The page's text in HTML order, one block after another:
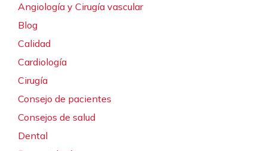
Angiología y Cirugía vascular
Blog
Calidad
Cardiología
Cirugía
Consejo de pacientes
Consejos de salud
Dental